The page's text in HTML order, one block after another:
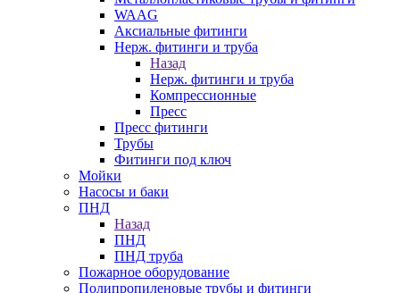
WAAG
Аксиальные фитинги
Нерж. фитинги и труба
Назад
Нерж. фитинги и труба
Компрессионные
Пресс
Пресс фитинги
Трубы
Фитинги под ключ
Мойки
Насосы и баки
ПНД
Назад
ПНД
ПНД труба
Пожарное оборудование
Полипропиленовые трубы и фитинги